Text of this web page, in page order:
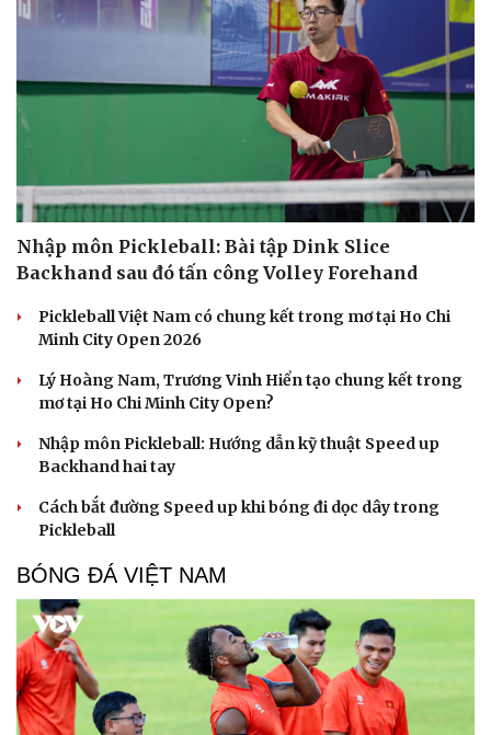
Nhập môn Pickleball: Bài tập Dink Slice
Backhand sau đó tấn công Volley Forehand
Pickleball Việt Nam có chung kết trong mơ tại Ho Chi
Minh City Open 2026
Lý Hoàng Nam, Trương Vinh Hiển tạo chung kết trong
mơ tại Ho Chi Minh City Open?
Nhập môn Pickleball: Hướng dẫn kỹ thuật Speed up
Backhand hai tay
Cách bắt đường Speed up khi bóng đi dọc dây trong
Pickleball
BÓNG ĐÁ VIỆT NAM